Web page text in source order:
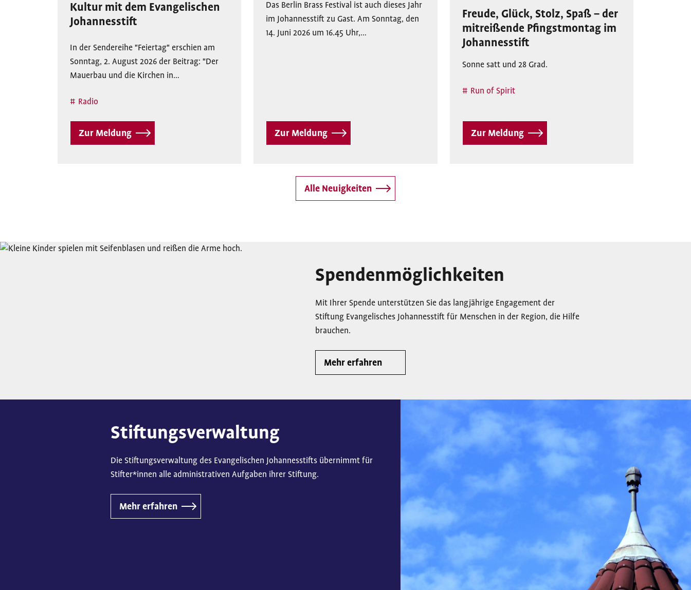
Kultur mit dem Evangelischen
Johannesstift
In der Sendereihe "Feiertag" erschien am
Sonntag, 2. August 2026 der Beitrag: "Der
Mauerbau und die Kirchen in…
Radio
Zur Meldung
Das Berlin Brass Festival ist auch dieses Jahr
im Johannesstift zu Gast. Am Sonntag, den
14. Juni 2026 um 16.45 Uhr,…
Zur Meldung
Freude, Glück, Stolz, Spaß – der
mitreißende Pfingstmontag im
Johannesstift
Sonne satt und 28 Grad.
Run of Spirit
Zur Meldung
Alle Neuigkeiten
Spendenmöglichkeiten
Mit Ihrer Spende unterstützen Sie das langjährige Engagement der
Stiftung Evangelisches Johannesstift für Menschen in der Region, die Hilfe
brauchen.
Mehr erfahren
Stiftungsverwaltung
Die Stiftungsverwaltung des Evangelischen Johannesstifts übernimmt für
Stifter*innen alle administrativen Aufgaben ihrer Stiftung.
Mehr erfahren